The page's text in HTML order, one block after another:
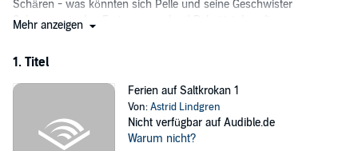
Schären - was könnten sich Pelle und seine Geschwister
Schöneres in den Ferien wünschen! Dabei ist das alte
geboren. Ganz egal!
Denn am schönsten für Pelle ist es, mit dem Inselmädchen Tjorven
und ihrem Bernhardiner Bootsmann durch die Natur zu streifen und
von einem Abenteuer ins nächste zu stolpern. Der erste Teil von
Astrid Lindgrens Klassiker "Ferien auf Saltkrokan", erstmals als
Mehr anzeigen
1. Titel
Ferien auf Saltkrokan 1
Von:Astrid Lindgren
Nicht verfügbar auf Audible.de
Warum nicht?